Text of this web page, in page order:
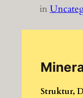
in
Struktur,